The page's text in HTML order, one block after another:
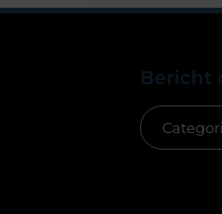
Bericht